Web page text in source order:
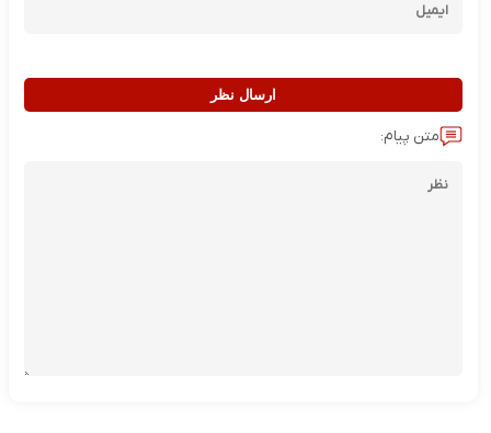
ارسال نظر
متن پیام: